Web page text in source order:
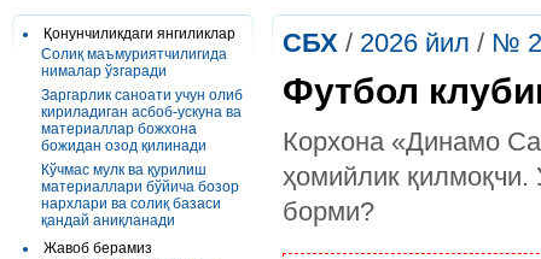
Қонунчиликдаги янгиликлар
Солиқ маъмуриятчилигида
нималар ўзгаради
Заргарлик саноати учун олиб
кириладиган асбоб-ускуна ва
материаллар божхона
божидан озод қилинади
Кўчмас мулк ва қурилиш
материаллари бўйича бозор
нархлари ва солиқ базаси
қандай аниқланади
Жавоб берамиз
СБХ / 2026 йил / №
Футбол
Корхона «Динамо
ҳомийлик
борми?